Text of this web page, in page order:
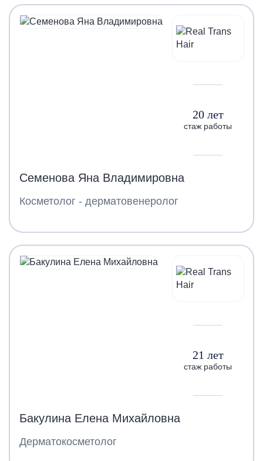
20 лет
стаж работы
Семенова Яна Владимировна
Косметолог - дерматовенеролог
21 лет
стаж работы
Бакулина Елена Михайловна
Дерматокосметолог